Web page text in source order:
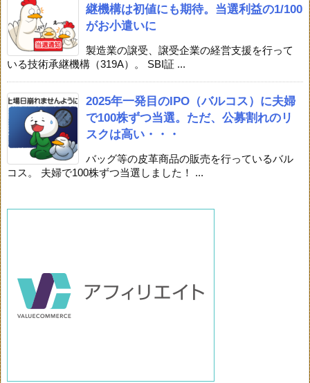
継機構は初値にも期待。当選利益の1/100
がお小遣いに
製造業の譲受、譲受企業の経営支援を行って
いる技術承継機構（319A）。 SBI証 ...
2025年一発目のIPO（バルコス）に夫婦
で100株ずつ当選。ただ、公募割れのリ
スクは高い・・・
バッグ等の皮革商品の販売を行っているバル
コス。 夫婦で100株ずつ当選しました！ ...